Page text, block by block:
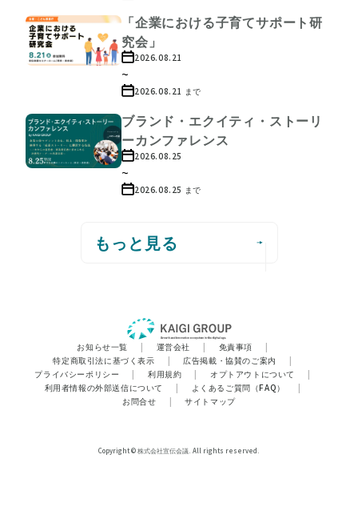
「企業における子育てサポート研
究会」
2026.08.21
~
2026.08.21 まで
ブランド・エクイティ・ストーリ
ーカンファレンス
2026.08.25
~
2026.08.25 まで
もっと見る
お知らせ一覧 | 運営会社 | 免責事項
|
特定商取引法に基づく表示
| 広告掲載・協賛のご案内
|
プライバシーポリシー
| 利用規約 | オプトアウトについて
|
利用者情報の外部送信について
| よくあるご質問（FAQ）
|
お問合せ
| サイトマップ
Copyright © 株式会社宣伝会議. All rights reserved.